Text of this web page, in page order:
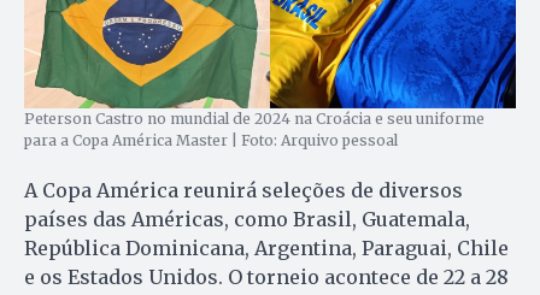
Peterson Castro no mundial de 2024 na Croácia e seu uniforme
para a Copa América Master | Foto: Arquivo pessoal
A Copa América reunirá seleções de diversos
países das Américas, como Brasil, Guatemala,
República Dominicana, Argentina, Paraguai, Chile
e os Estados Unidos. O torneio acontece de 22 a 28